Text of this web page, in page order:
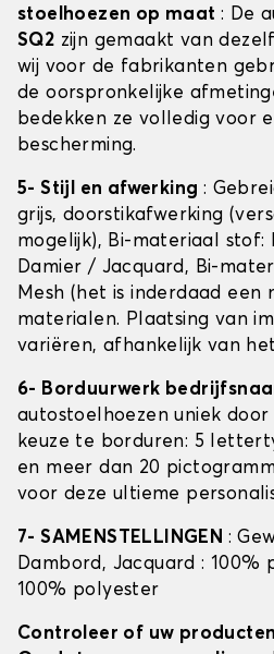
stoelhoezen op maat : De
SQ2 zijn gemaakt van
wij voor de fabrikanten
de oorspronkelijke
bedekken ze volledig voor
bescherming.
5- Stijl en afwerking :
grijs, doorstikafwerking
mogelijk), Bi-materiaal stof:
Damier / Jacquard, Bi-
Mesh (het is inderdaad een
materialen. Plaatsing van
variëren, afhankelijk van
6- Borduurwerk
autostoelhoezen uniek
keuze te borduren: 5
en meer dan 20
voor deze ultieme
7- SAMENSTELLINGEN :
Dambord, Jacquard : 100%
100% polyester
Controleer of uw